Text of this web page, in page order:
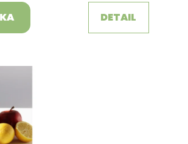
DETAIL